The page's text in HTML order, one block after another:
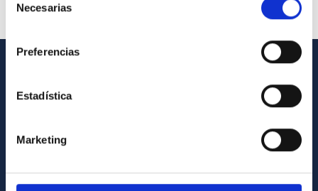
Necesarias
Preferencias
Estadística
Marketing
Cómo llegar al IAC
Biblioteca